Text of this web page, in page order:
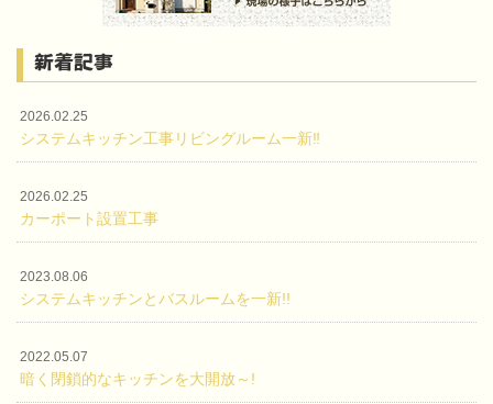
新着記事
2026.02.25
システムキッチン工事リビングルーム一新‼
2026.02.25
カーポート設置工事
2023.08.06
システムキッチンとバスルームを一新!!
2022.05.07
暗く閉鎖的なキッチンを大開放～!